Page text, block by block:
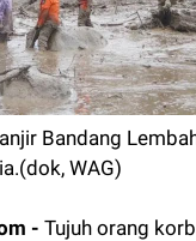
Bandang
WAG)
-Tujuh orang